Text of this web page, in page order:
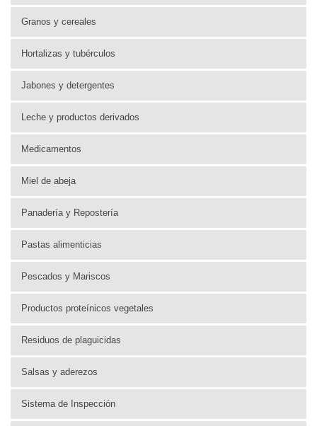
Granos y cereales
Hortalizas y tubérculos
Jabones y detergentes
Leche y productos derivados
Medicamentos
Miel de abeja
Panadería y Repostería
Pastas alimenticias
Pescados y Mariscos
Productos proteínicos vegetales
Residuos de plaguicidas
Salsas y aderezos
Sistema de Inspección